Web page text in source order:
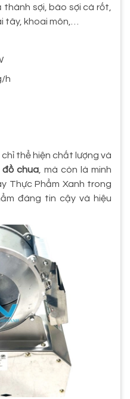
sợi, bào sợi cà rốt,
tây, khoai môn,…
h
thể hiện chất lượng và
đồ chua, mà còn là minh
Thực Phẩm Xanh trong
đáng tin cậy và hiệu